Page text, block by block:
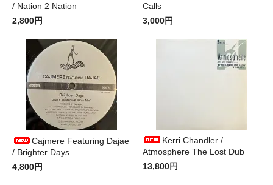
/ Nation 2 Nation
2,800円
Calls
3,000円
Cajmere Featuring Dajae
/ Brighter Days
4,800円
Kerri Chandler /
Atmosphere The Lost Dub
13,800円